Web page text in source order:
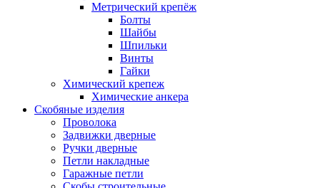
Метрический крепёж
Болты
Шайбы
Шпильки
Винты
Гайки
Химический крепеж
Химические анкера
Скобяные изделия
Проволока
Задвижки дверные
Ручки дверные
Петли накладные
Гаражные петли